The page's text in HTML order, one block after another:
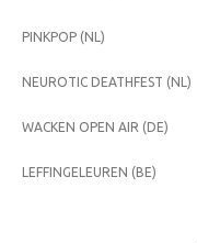
PINKPOP (NL)
NEUROTIC DEATHFEST (NL)
WACKEN OPEN AIR (DE)
LEFFINGELEUREN (BE)